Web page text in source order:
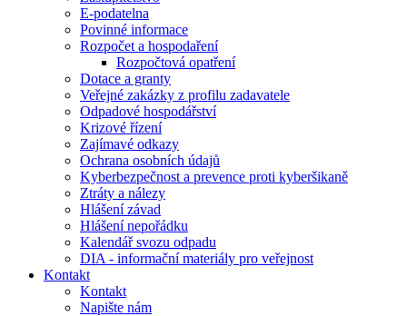
E-podatelna
Povinné informace
Rozpočet a hospodaření
Rozpočtová opatření
Dotace a granty
Veřejné zakázky z profilu zadavatele
Odpadové hospodářství
Krizové řízení
Zajímavé odkazy
Ochrana osobních údajů
Kyberbezpečnost a prevence proti kyberšikaně
Ztráty a nálezy
Hlášení závad
Hlášení nepořádku
Kalendář svozu odpadu
DIA - informační materiály pro veřejnost
Kontakt
Kontakt
Napište nám